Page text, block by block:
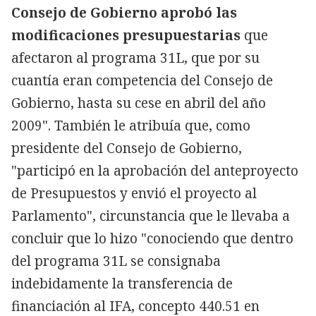
Consejo de Gobierno aprobó las
modificaciones presupuestarias que
afectaron al programa 31L, que por su
cuantía eran competencia del Consejo de
Gobierno, hasta su cese en abril del año
2009". También le atribuía que, como
presidente del Consejo de Gobierno,
"participó en la aprobación del anteproyecto
de Presupuestos y envió el proyecto al
Parlamento", circunstancia que le llevaba a
concluir que lo hizo "conociendo que dentro
del programa 31L se consignaba
indebidamente la transferencia de
financiación al IFA, concepto 440.51 en